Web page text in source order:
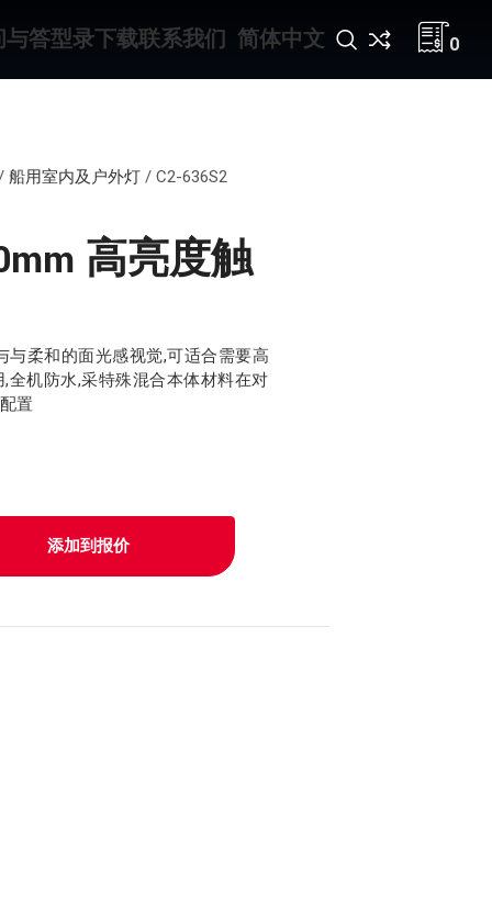
与答型录下载联系我们 简体中文 0
船用室内及户外灯/ C2-636S2
高亮度触
与柔和的面光感视觉,可适合需要高
机防水,采特殊混合本体材料在对
置
添加到报价